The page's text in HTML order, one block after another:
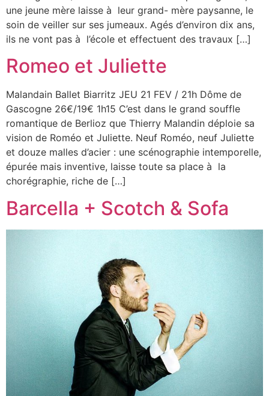
une jeune mère laisse à leur grand- mère paysanne, le
soin de veiller sur ses jumeaux. Agés d’environ dix ans,
ils ne vont pas à l’école et effectuent des travaux […]
Romeo et Juliette
Malandain Ballet Biarritz JEU 21 FEV / 21h Dôme de
Gascogne 26€/19€ 1h15 C’est dans le grand souffle
romantique de Berlioz que Thierry Malandin déploie sa
vision de Roméo et Juliette. Neuf Roméo, neuf Juliette
et douze malles d’acier : une scénographie intemporelle,
épurée mais inventive, laisse toute sa place à la
chorégraphie, riche de […]
Barcella + Scotch & Sofa